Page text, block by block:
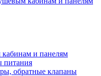
и панелям
питания
обратные клапаны